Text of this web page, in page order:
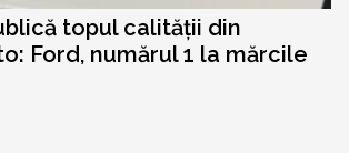
topul calității din
Ford, numărul 1 la mărcile